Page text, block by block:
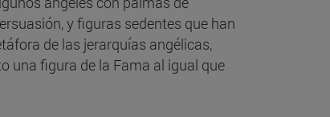
y figuras sedentes que han
de las jerarquías angélicas,
una figura de la Fama al igual que